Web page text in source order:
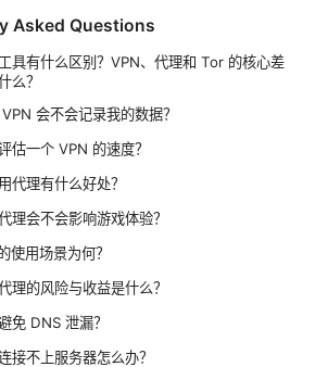
Asked Questions
具有什么区别？VPN、代理和 Tor 的核心差
么？
会不会记录我的数据？
估一个 VPN 的速度？
代理有什么好处？
理会不会影响游戏体验？
使用场景为何？
理的风险与收益是什么？
免 DNS 泄漏？
接不上服务器怎么办？